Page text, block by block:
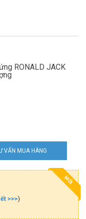
RONALD JACK
VẤN MUA HÀNG
MỚI
>>>)